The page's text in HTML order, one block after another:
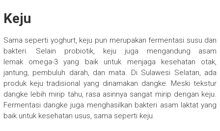
Keju
Sama seperti yoghurt, keju pun merupakan fermentasi susu dan
bakteri. Selain probiotik, keju juga mengandung asam
lemak omega-3 yang baik untuk menjaga kesehatan otak,
jantung, pembuluh darah, dan mata. Di Sulawesi Selatan, ada
produk keju tradisional yang dinamakan dangke. Meski tekstur
dangke lebih mirip tahu, rasa asinnya sangat mirip dengan keju.
Fermentasi dangke juga menghasilkan bakteri asam laktat yang
baik untuk kesehatan usus, sama seperti keju.